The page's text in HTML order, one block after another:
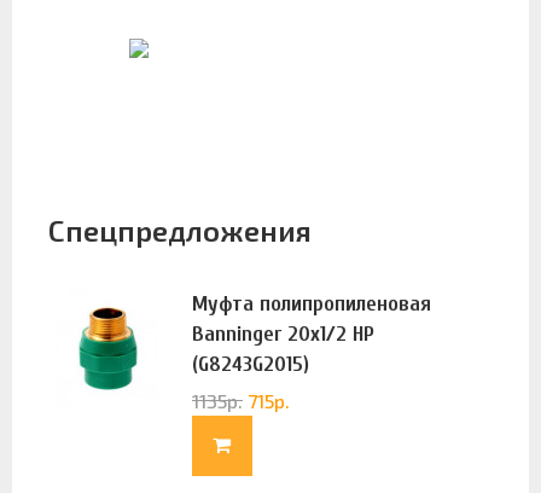
Спецпредложения
Муфта полипропиленовая
Banninger 20х1/2 НР
(G8243G2015)
1135р. 715р.